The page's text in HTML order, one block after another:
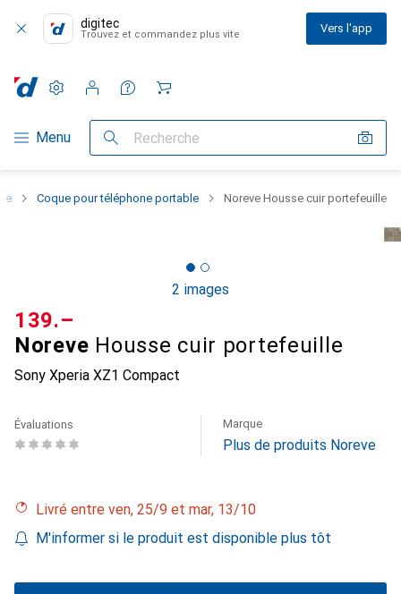
digitec
Trouvez et commandez plus vite Vers l'app
Navigation par catégorie
Menu Recherche
Paramètres
Compte client
Listes de comparaison
Listes d'envies
Panier
Coque pour téléphone portable Noreve Housse cuir portefeuille
2 images
Noreve Housse cuir portefeuille
Sony Xperia XZ1 Compact
CHF
139.–
Évaluations Marque
Plus de produits Noreve
Livré entre ven, 25/9 et mar, 13/10
M'informer si le produit est disponible plus tôt